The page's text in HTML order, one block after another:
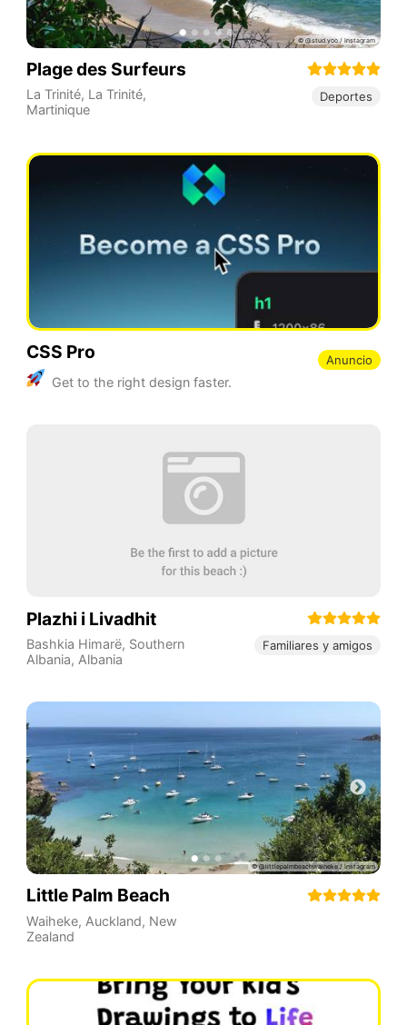
Plage des Surfeurs
La Trinité, La Trinité,
Martinique
Deportes
CSS Pro
Get to the right design faster.
Anuncio
Plazhi i Livadhit
Bashkia Himarë, Southern
Albania, Albania
Familiares y amigos
Little Palm Beach
Waiheke, Auckland, New
Zealand